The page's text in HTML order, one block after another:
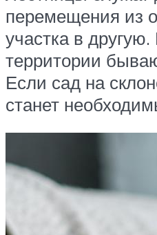
перемещения из
участка в
территории
Если сад на
станет